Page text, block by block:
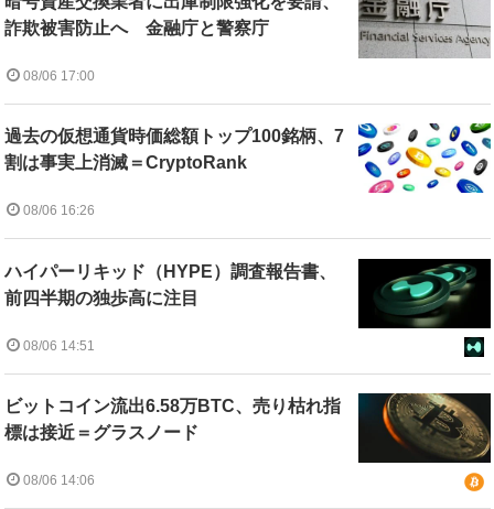
詐欺被害防止へ 金融庁と警察庁
08/06 17:00
過去の仮想通貨時価総額トップ100銘柄、7
割は事実上消滅＝CryptoRank
08/06 16:26
ハイパーリキッド（HYPE）調査報告書、
前四半期の独歩高に注目
08/06 14:51
ビットコイン流出6.58万BTC、売り枯れ指
標は接近＝グラスノード
08/06 14:06